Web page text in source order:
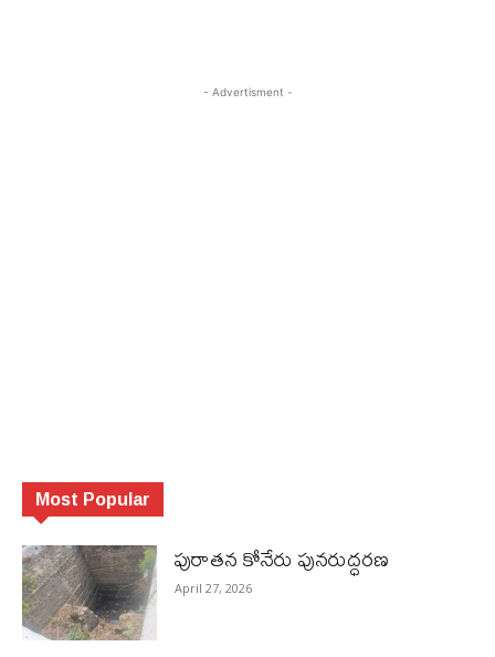
- Advertisment -
Most Popular
పురాత‌న కోనేరు పున‌రుద్ధ‌ర‌ణ
April 27, 2026